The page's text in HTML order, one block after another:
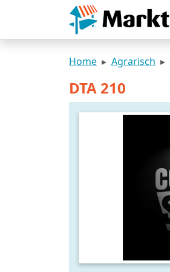
Home Agrarisch
DTA 210